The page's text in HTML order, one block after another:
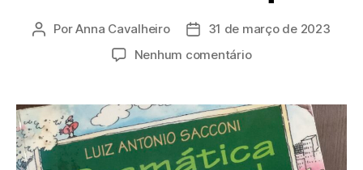
PorAnna Cavalheiro
31 de março de 2023
Nenhum comentário